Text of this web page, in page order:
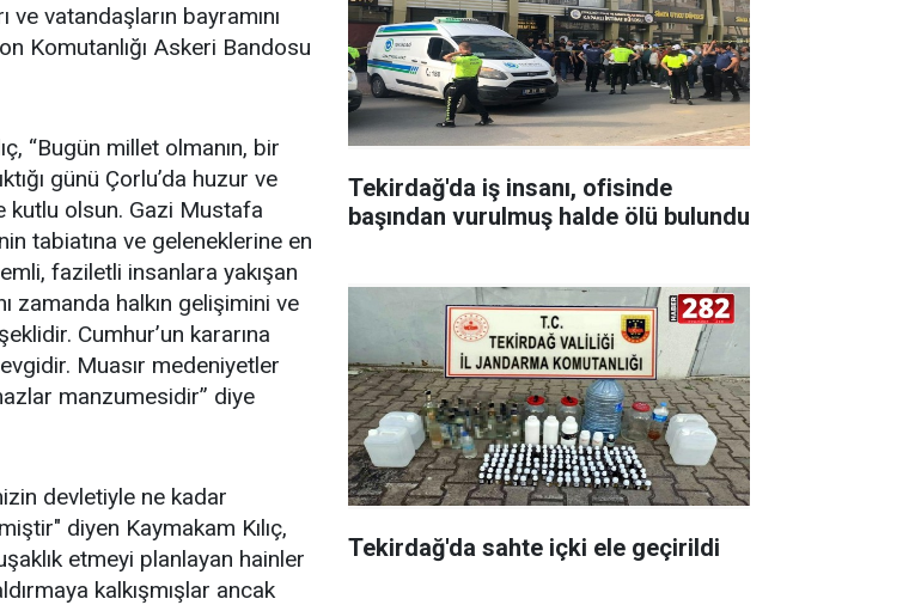
ve vatandaşların bayramını
Komutanlığı Askeri Bandosu
“Bugün millet olmanın, bir
günü Çorlu’da huzur ve
kutlu olsun. Gazi Mustafa
tabiatına ve geleneklerine en
faziletli insanlara yakışan
zamanda halkın gelişimini ve
Cumhur’un kararına
Muasır medeniyetler
manzumesidir” diye
devletiyle ne kadar
diyen Kaymakam Kılıç,
etmeyi planlayan hainler
kalkışmışlar ancak
Tekirdağ'da iş insanı, ofisinde
başından vurulmuş halde ölü bulundu
Tekirdağ'da sahte içki ele geçirildi